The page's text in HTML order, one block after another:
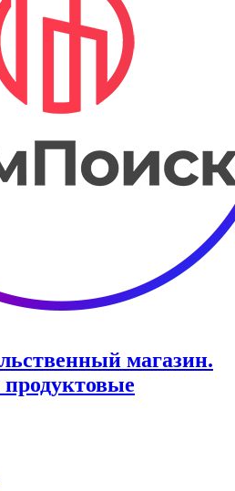
магазин.